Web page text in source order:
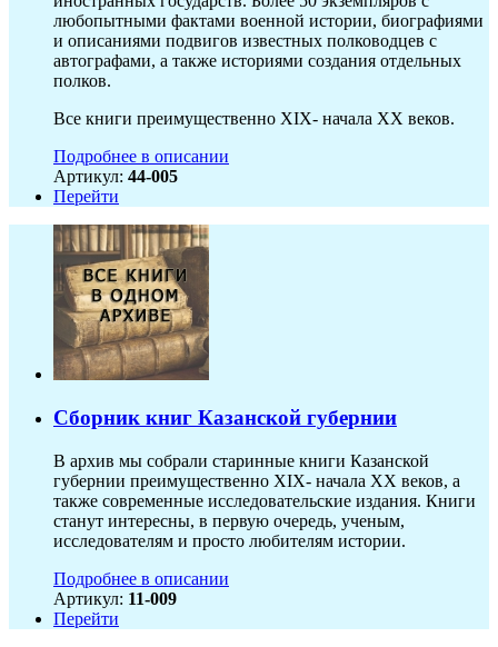
любопытными фактами военной истории, биографиями
и описаниями подвигов известных полководцев с
автографами, а также историями создания отдельных
полков.
Все книги преимущественно XIX- начала XX веков.
Подробнее в описании
Артикул: 44-005
Перейти
Сборник книг Казанской губернии
В архив мы собрали старинные книги Казанской
губернии преимущественно XIX- начала ХХ веков, а
также современные исследовательские издания. Книги
станут интересны, в первую очередь, ученым,
исследователям и просто любителям истории.
Подробнее в описании
Артикул: 11-009
Перейти